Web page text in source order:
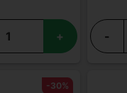
+ -
-30%